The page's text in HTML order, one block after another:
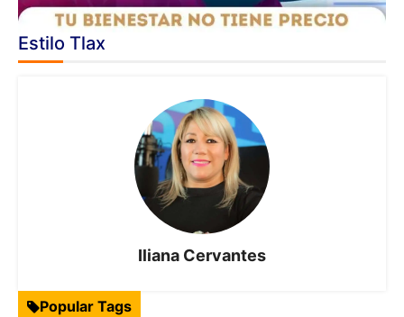
Estilo Tlax
Iliana Cervantes
Popular Tags